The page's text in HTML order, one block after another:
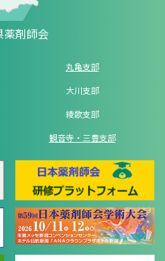
薬剤師会
丸亀支部
大川支部
綾歌支部
観音寺・三豊支部